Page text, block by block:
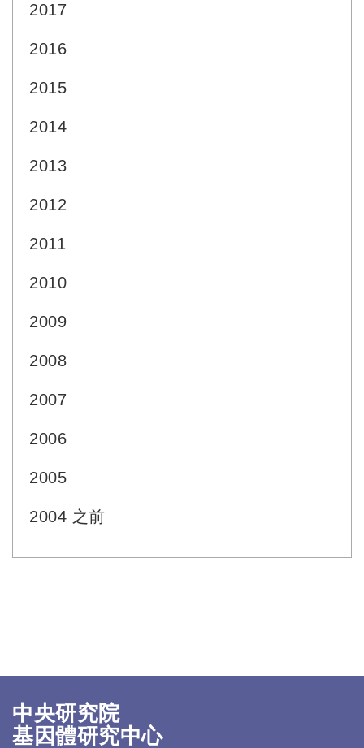
2017
2016
2015
2014
2013
2012
2011
2010
2009
2008
2007
2006
2005
2004 之前
中央研究院
基因體研究中心